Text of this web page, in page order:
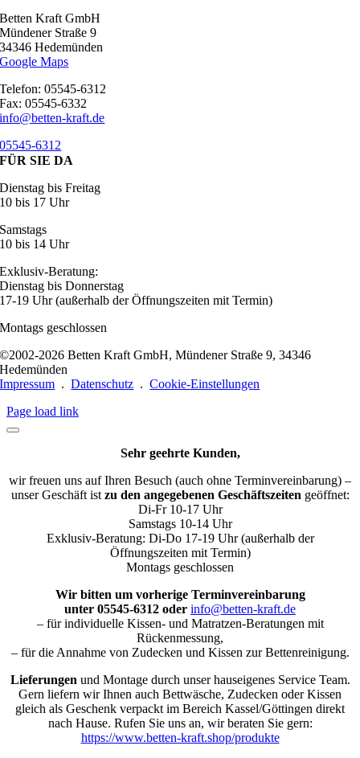
Betten Kraft GmbH
Mündener Straße 9
34346 Hedemünden
Google Maps
Telefon: 05545-6312
Fax: 05545-6332
info@betten-kraft.de
05545-6312
FÜR SIE DA
Dienstag bis Freitag
10 bis 17 Uhr
Samstags
10 bis 14 Uhr
Exklusiv-Beratung:
Dienstag bis Donnerstag
17-19 Uhr (außerhalb der Öffnungszeiten mit Termin)
Montags geschlossen
©2002-2026 Betten Kraft GmbH, Mündener Straße 9, 34346
Hedemünden
Impressum .Datenschutz .Cookie-Einstellungen
Page load link
Sehr geehrte Kunden,
wir freuen uns auf Ihren Besuch (auch ohne Terminvereinbarung) –
unser Geschäft ist zu den angegebenen Geschäftszeiten geöffnet:
Di-Fr 10-17 Uhr
Samstags 10-14 Uhr
Exklusiv-Beratung: Di-Do 17-19 Uhr (außerhalb der
Öffnungszeiten mit Termin)
Montags geschlossen
Wir bitten um vorherige Terminvereinbarung
unter 05545-6312 oder info@betten-kraft.de
– für individuelle Kissen- und Matratzen-Beratungen mit
Rückenmessung,
– für die Annahme von Zudecken und Kissen zur Bettenreinigung.
Lieferungen und Montage durch unser hauseigenes Service Team.
Gern liefern wir Ihnen auch Bettwäsche, Zudecken oder Kissen
gleich als Geschenk verpackt im Bereich Kassel/Göttingen direkt
nach Hause. Rufen Sie uns an, wir beraten Sie gern:
https://www.betten-kraft.shop/produkte